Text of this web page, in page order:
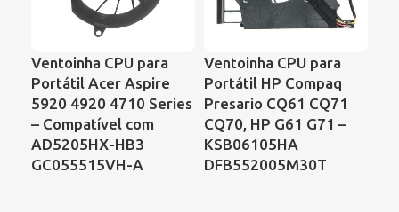
Ventoinha CPU para
Portátil Acer Aspire
5920 4920 4710 Series
– Compatível com
AD5205HX-HB3
GC055515VH-A
Ventoinha CPU para
Portátil HP Compaq
Presario CQ61 CQ71
CQ70, HP G61 G71 –
KSB06105HA
DFB552005M30T